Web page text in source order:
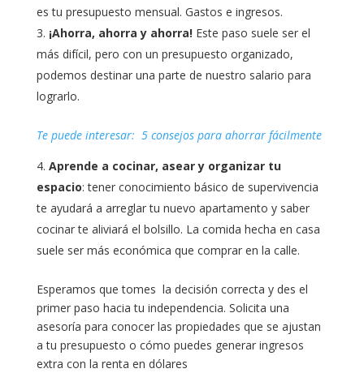
es tu presupuesto mensual. Gastos e ingresos.
¡Ahorra, ahorra y ahorra!Este paso suele ser el
más difícil, pero con un presupuesto organizado,
podemos destinar una parte de nuestro salario para
lograrlo.
Te puede interesar: 5 consejos para ahorrar fácilmente
Aprende a cocinar, asear y organizar tu
espacio: tener conocimiento básico de supervivencia
te ayudará a arreglar tu nuevo apartamento y saber
cocinar te aliviará el bolsillo. La comida hecha en casa
suele ser más económica que comprar en la calle.
Esperamos que tomes la decisión correcta y des el
primer paso hacia tu independencia. Solicita una
asesoría para conocer las propiedades que se ajustan
a tu presupuesto o cómo puedes generar ingresos
extra con la renta en dólares